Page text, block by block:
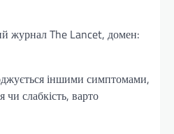
журнал The Lancet, домен:
іншими симптомами,
слабкість, варто